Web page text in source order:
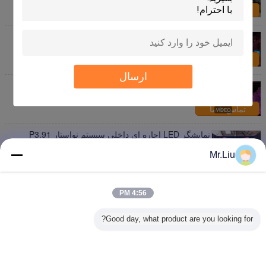
ارسال
تماس با ما
نمایش LED RGB برای اجاره
P4.81 اجاره داخلی صفحه نمایش LED دیوار ضیافت
تماس با ما
نمایشگر LED اجاره ای داخلی سیستم نواستار P3.91
تماس با ما
Mr.Liu
4:56 PM
Good day, what product are you looking for?